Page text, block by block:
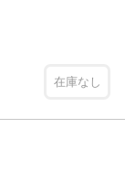
在庫なし